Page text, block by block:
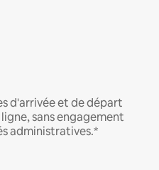
d'arrivée et de départ
sans engagement
administratives.*